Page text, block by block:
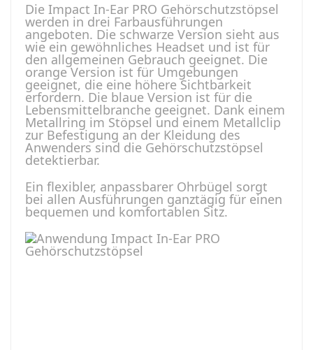
Die Impact In-Ear PRO Gehörschutzstöpsel
werden in drei Farbausführungen
angeboten. Die schwarze Version sieht aus
wie ein gewöhnliches Headset und ist für
den allgemeinen Gebrauch geeignet. Die
orange Version ist für Umgebungen
geeignet, die eine höhere Sichtbarkeit
erfordern. Die blaue Version ist für die
Lebensmittelbranche geeignet. Dank einem
Metallring im Stöpsel und einem Metallclip
zur Befestigung an der Kleidung des
Anwenders sind die Gehörschutzstöpsel
detektierbar.
Ein flexibler, anpassbarer Ohrbügel sorgt
bei allen Ausführungen ganztägig für einen
bequemen und komfortablen Sitz.